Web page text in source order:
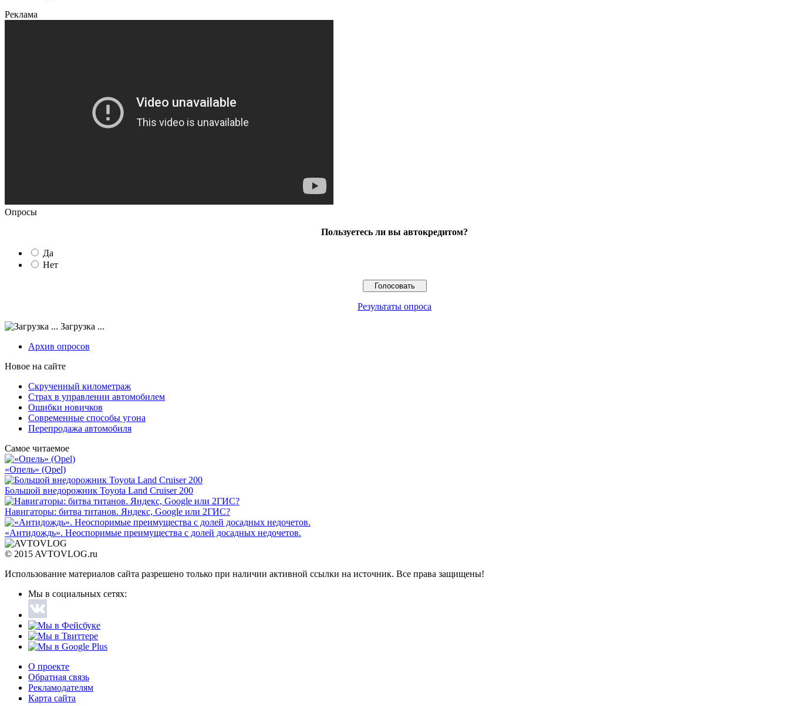
Реклама
Опросы
Пользуетесь ли вы автокредитом?
Да
Нет
Результаты опроса
Загрузка ...
Архив опросов
Новое на сайте
Скрученный километраж
Страх в управлении автомобилем
Ошибки новичков
Современные способы угона
Перепродажа автомобиля
Самое читаемое
«Опель» (Opel)
Большой внедорожник Toyota Land Cruiser 200
Навигаторы: битва титанов. Яндекс, Google или 2ГИС?
«Антидождь». Неоспоримые преимущества с долей досадных недочетов.
© 2015 AVTOVLOG.ru
Использование материалов сайта разрешено только при наличии активной ссылки на источник. Все права защищены!
Мы в социальных сетях:
О проекте
Обратная связь
Рекламодателям
Карта сайта